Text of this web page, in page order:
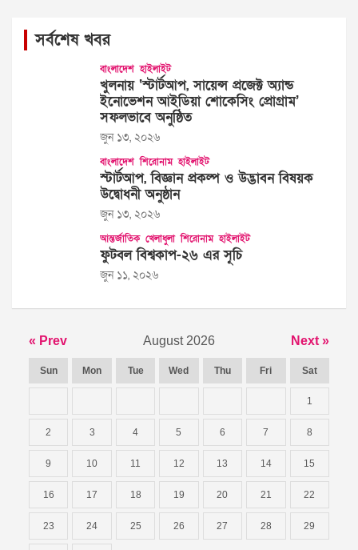
সর্বশেষ খবর
বাংলাদেশ হাইলাইট
খুলনায় ‘স্টার্টআপ, সায়েন্স প্রজেক্ট অ্যান্ড
ইনোভেশন আইডিয়া শোকেসিং প্রোগ্রাম’
সফলভাবে অনুষ্ঠিত
জুন ১৩, ২০২৬
বাংলাদেশ শিরোনাম হাইলাইট
স্টার্টআপ, বিজ্ঞান প্রকল্প ও উদ্ভাবন বিষয়ক
উদ্বোধনী অনুষ্ঠান
জুন ১৩, ২০২৬
আন্তর্জাতিক খেলাধুলা শিরোনাম হাইলাইট
ফুটবল বিশ্বকাপ-২৬ এর সূচি
জুন ১১, ২০২৬
« Prev August 2026 Next »
Sun Mon Tue Wed Thu Fri Sat
1
2 3 4 5 6 7 8
9 10 11 12 13 14 15
16 17 18 19 20 21 22
23 24 25 26 27 28 29